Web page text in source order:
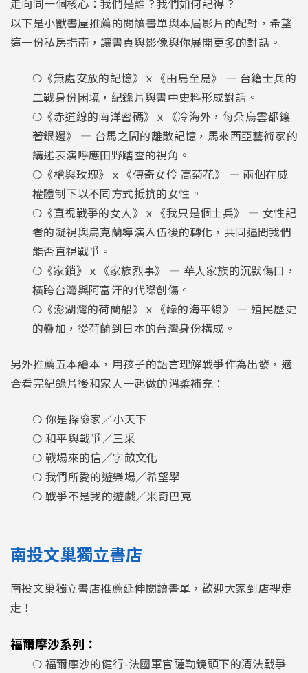
走向同一個核心：我們是誰？我們如何記得？
以下是小獸書屋推薦的閱讀書單與本屆影片的配對，希望
這一份私房指南，讓書頁與影像與你展開更多的對話。
❍《無處安放的記憶》ｘ《由島至島》 — 台籍士兵的
二戰身份困境，紀錄片與書中史料形成對話。
❍《赤道線的南洋密碼》ｘ《冷海外，每朵烏雲都鑲
著銀邊》 — 台馬之間的離散記憶，馬來西亞藝術家的
講述表演呼應田野踏查的視角。
❍《槍與玫瑰》ｘ《傳奇女伶 高菊花》 — 兩個在威
權體制下以不同方式抵抗的女性。
❍《直視戰爭的女人》ｘ《我只是個士兵》 — 女性記
者的凝視與烏克蘭導演入伍後的轉化，共同逼問我們
能否直視戰爭。
❍《家鎖》ｘ《家族烈事》 — 華人家族的沉默傷口，
橫跨台灣與阿富汗的代際創傷。
❍《澎湖灣的荷蘭船》ｘ《綠的海平線》 — 殖民歷史
的疊加，從荷蘭到日本的台灣身份構成。
另外推薦五本繪本，用孩子的語言理解戰爭作為出發，適
合看完紀錄片後和家人一起做的溫柔補充：
❍ 你是探險家／小天下
❍ 和平與戰爭／三采
❍ 戰場來的信／字畝文化
❍ 我們所愛的遊樂場／希望學
❍ 戰爭不是我的遊戲／米奇巴克
南投文巢獨立書店
南投文巢獨立書店推薦延伸閱讀書單，歡迎大家到店裡走
走！
福爾摩沙系列：
❍ 福爾摩沙的健行-法國軍官薩勒鏡頭下的清法戰爭